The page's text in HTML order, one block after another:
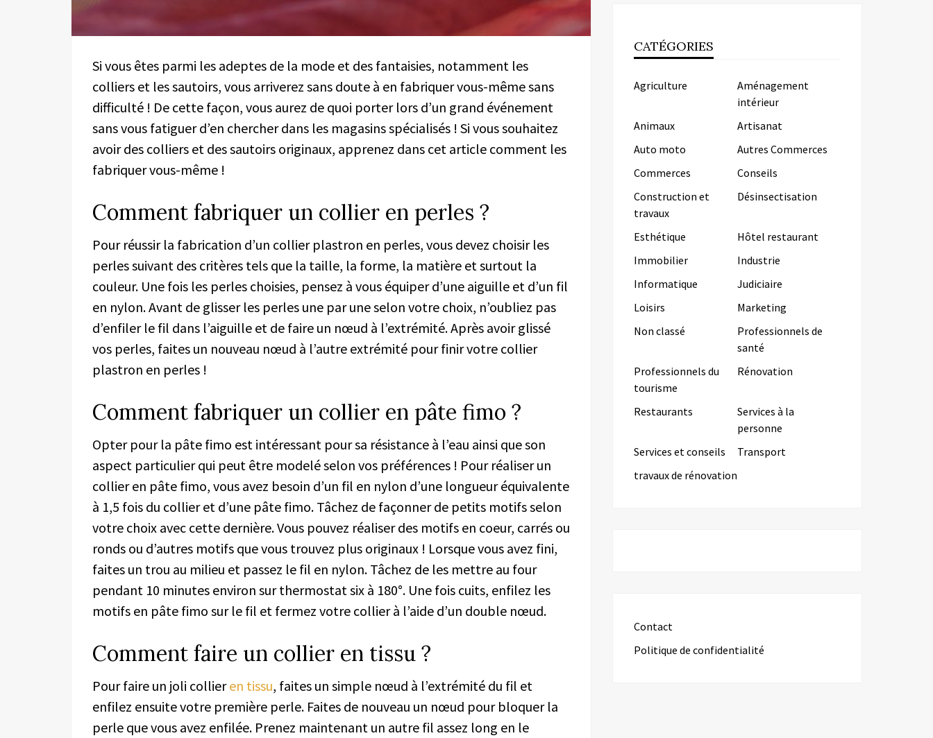
Si vous êtes parmi les adeptes de la mode et des fantaisies, notamment les
colliers et les sautoirs, vous arriverez sans doute à en fabriquer vous-même sans
difficulté ! De cette façon, vous aurez de quoi porter lors d’un grand événement
sans vous fatiguer d’en chercher dans les magasins spécialisés ! Si vous souhaitez
avoir des colliers et des sautoirs originaux, apprenez dans cet article comment les
fabriquer vous-même !
Comment fabriquer un collier en perles ?
Pour réussir la fabrication d’un collier plastron en perles, vous devez choisir les
perles suivant des critères tels que la taille, la forme, la matière et surtout la
couleur. Une fois les perles choisies, pensez à vous équiper d’une aiguille et d’un fil
en nylon. Avant de glisser les perles une par une selon votre choix, n’oubliez pas
d’enfiler le fil dans l’aiguille et de faire un nœud à l’extrémité. Après avoir glissé
vos perles, faites un nouveau nœud à l’autre extrémité pour finir votre collier
plastron en perles !
Comment fabriquer un collier en pâte fimo ?
Opter pour la pâte fimo est intéressant pour sa résistance à l’eau ainsi que son
aspect particulier qui peut être modelé selon vos préférences ! Pour réaliser un
collier en pâte fimo, vous avez besoin d’un fil en nylon d’une longueur équivalente
à 1,5 fois du collier et d’une pâte fimo. Tâchez de façonner de petits motifs selon
votre choix avec cette dernière. Vous pouvez réaliser des motifs en coeur, carrés ou
ronds ou d’autres motifs que vous trouvez plus originaux ! Lorsque vous avez fini,
faites un trou au milieu et passez le fil en nylon. Tâchez de les mettre au four
pendant 10 minutes environ sur thermostat six à 180°. Une fois cuits, enfilez les
motifs en pâte fimo sur le fil et fermez votre collier à l’aide d’un double nœud.
Comment faire un collier en tissu ?
Pour faire un joli collieren tissu, faites un simple nœud à l’extrémité du fil et
enfilez ensuite votre première perle. Faites de nouveau un nœud pour bloquer la
perle que vous avez enfilée. Prenez maintenant un autre fil assez long en le
CATÉGORIES
Agriculture
Aménagement
intérieur
Animaux
Artisanat
Auto moto
Autres Commerces
Commerces
Conseils
Construction et
travaux
Désinsectisation
Esthétique
Hôtel restaurant
Immobilier
Industrie
Informatique
Judiciaire
Loisirs
Marketing
Non classé
Professionnels de
santé
Professionnels du
tourisme
Rénovation
Restaurants
Services à la
personne
Services et conseils
Transport
travaux de rénovation
Contact
Politique de confidentialité